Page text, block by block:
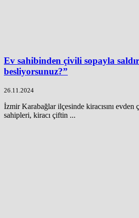
Ev sahibinden çivili sopayla
besliyorsunuz?”
26.11.2024
İzmir Karabağlar ilçesinde kiracısını evden
sahipleri, kiracı çiftin ...